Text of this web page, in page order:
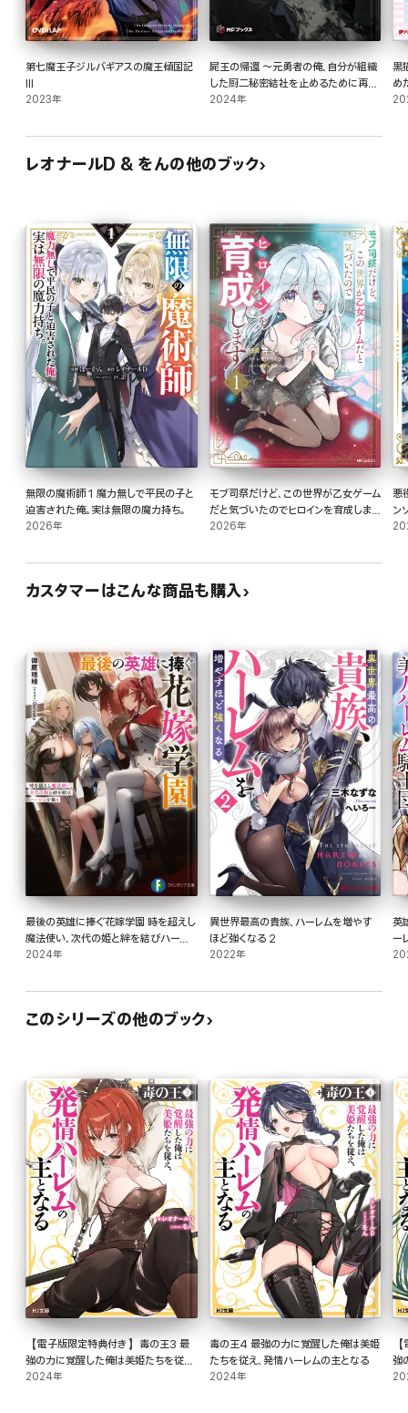
第七魔王子ジルバギアスの魔王傾国記
III
2023年
屍王の帰還 ～元勇者の俺、自分が組織
した厨二秘密結社を止めるために再び
異世界に召喚されてしまう～1
2024年
黒
め
た
レオナールD & をんの他のブック
無限の魔術師 1 魔力無しで平民の子と
迫害された俺。実は無限の魔力持ち。
2026年
モブ司祭だけど、この世界が乙女ゲーム
だと気づいたのでヒロインを育成します
1
2026年
悪
ン
カスタマーはこんな商品も購入
最後の英雄に捧ぐ花嫁学園 時を超えし
魔法使い、次代の姫と絆を結びハーレ
ムを築く
2024年
異世界最高の貴族、ハーレムを増やす
ほど強くなる 2
2022年
英
ー
士
このシリーズの他のブック
【電子版限定特典付き】毒の王3 最
強の力に覚醒した俺は美姫たちを従
え、発情ハーレムの主となる
2024年
毒の王4 最強の力に覚醒した俺は美姫
たちを従え、発情ハーレムの主となる
2024年
強
え